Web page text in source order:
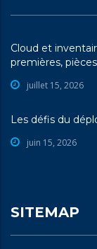
Cloud et
premières,
juillet 15, 2026
Les défis du
juin 15, 2026
SITEMAP